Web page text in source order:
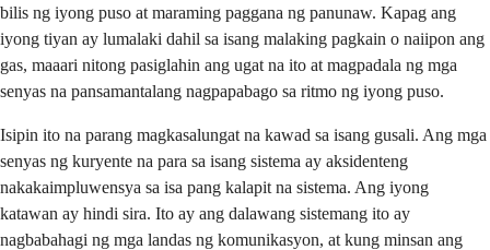
bilis ng iyong puso at maraming paggana ng panunaw. Kapag ang
iyong tiyan ay lumalaki dahil sa isang malaking pagkain o naiipon ang
gas, maaari nitong pasiglahin ang ugat na ito at magpadala ng mga
senyas na pansamantalang nagpapabago sa ritmo ng iyong puso.
Isipin ito na parang magkasalungat na kawad sa isang gusali. Ang mga
senyas ng kuryente na para sa isang sistema ay aksidenteng
nakakaimpluwensya sa isa pang kalapit na sistema. Ang iyong
katawan ay hindi sira. Ito ay ang dalawang sistemang ito ay
nagbabahagi ng mga landas ng komunikasyon, at kung minsan ang